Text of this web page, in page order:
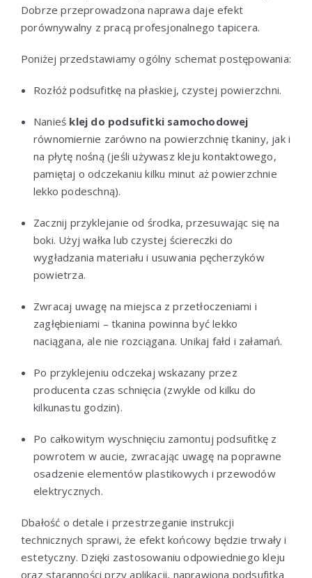
Dobrze przeprowadzona naprawa daje efekt
porównywalny z pracą profesjonalnego tapicera.
Poniżej przedstawiamy ogólny schemat postępowania:
Rozłóż podsufitkę na płaskiej, czystej powierzchni.
Nanieś klej do podsufitki samochodowej
równomiernie zarówno na powierzchnię tkaniny, jak i
na płytę nośną (jeśli używasz kleju kontaktowego,
pamiętaj o odczekaniu kilku minut aż powierzchnie
lekko podeschną).
Zacznij przyklejanie od środka, przesuwając się na
boki. Użyj wałka lub czystej ściereczki do
wygładzania materiału i usuwania pęcherzyków
powietrza.
Zwracaj uwagę na miejsca z przetłoczeniami i
zagłębieniami – tkanina powinna być lekko
naciągana, ale nie rozciągana. Unikaj fałd i załamań.
Po przyklejeniu odczekaj wskazany przez
producenta czas schnięcia (zwykle od kilku do
kilkunastu godzin).
Po całkowitym wyschnięciu zamontuj podsufitkę z
powrotem w aucie, zwracając uwagę na poprawne
osadzenie elementów plastikowych i przewodów
elektrycznych.
Dbałość o detale i przestrzeganie instrukcji
technicznych sprawi, że efekt końcowy będzie trwały i
estetyczny. Dzięki zastosowaniu odpowiedniego kleju
oraz staranności przy aplikacji, naprawiona podsufitka